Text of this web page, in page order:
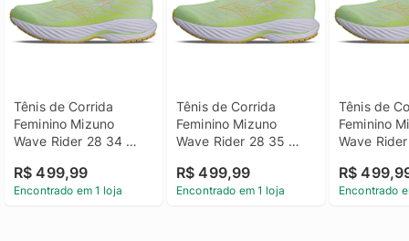
Tênis de Corrida
Feminino Mizuno
Wave Rider 28 34
R$ 499,99
Encontrado em 1 loja
Tênis de Corrida
Feminino Mizuno
Wave Rider 28 35
R$ 499,99
Encontrado em 1 loja
Tênis de
Feminino
Wave
R$
Encontrado